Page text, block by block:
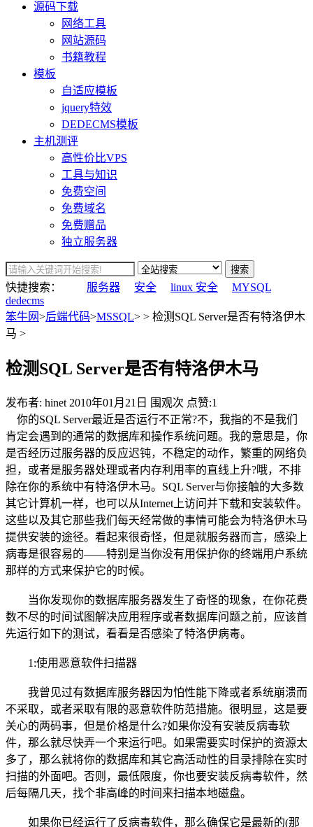
源码下载
网络工具
网站源码
书籍教程
模板
自适应模板
jquery特效
DEDECMS模板
主机测评
高性价比VPS
工具与知识
免费空间
免费域名
免费赠品
独立服务器
搜索
快捷搜索： 服务器 安全 linux 安全
MYSQL
dedecms
笨牛网>后端代码>MSSQL> > 检测SQL Server是否有特洛伊木
马 >
检测SQL Server是否有特洛伊木马
发布者: hinet 2010年01月21日 围观次 点赞:1
你的SQL Server最近是否运行不正常?不，我指的不是我们
肯定会遇到的通常的数据库和操作系统问题。我的意思是，你
是否经历过服务器的反应迟钝，不稳定的动作，繁重的 网络负
担，或者是服务器处理或者内存利用率的直线上升?哦，不排
除在你的系统中有特洛伊木马。SQL Server与你接触的大多数
其它计算机一样，也可以从Internet上访问并下载和安装软件。
这些以及其它那些我们每天经常做的事情可能会为特洛伊木马
提供安装的途径。看起来很奇怪，但是就服务器而言，感染上
病毒是很容易的——特别是当你没有用保护你的终端用户系统
那样的方式来保护它的时候。
当你发现你的数据库服务器发生了奇怪的现象，在你花费
数不尽的时间试图解决应用程序或者数据库问题之前，应该首
先运行如下的测试，看看是否感染了特洛伊病毒。
1:使用恶意软件扫描器
我曾见过有数据库服务器因为怕性能下降或者系统崩溃而
不采取，或者采取有限的恶意软件防范措施。很明显，这是要
关心的两码事，但是价格是什么?如果你没有安装反病毒软
件，那么就尽快弄一个来运行吧。如果需要实时保护的资源太
多了，那么就将你的数据库和其它高活动性的目录排除在实时
扫描的外面吧。否则，最低限度，你也要安装反病毒软件，然
后每隔几天，找个非高峰的时间来扫描本地磁盘。
如果你已经运行了反病毒软件，那么确保它是最新的(那